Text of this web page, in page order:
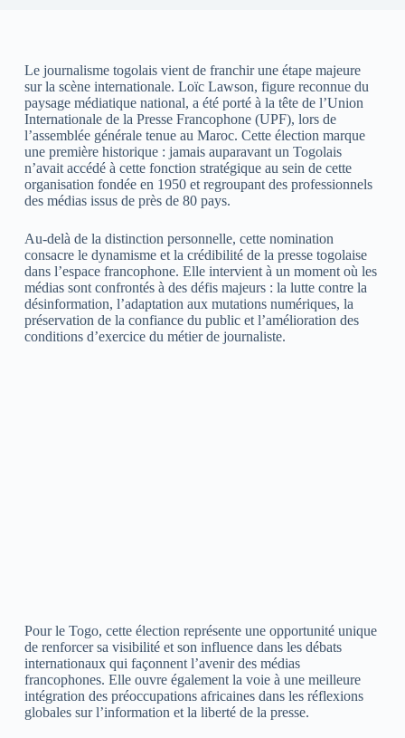
Le journalisme togolais vient de franchir une étape majeure
sur la scène internationale. Loïc Lawson, figure reconnue du
paysage médiatique national, a été porté à la tête de l’Union
Internationale de la Presse Francophone (UPF), lors de
l’assemblée générale tenue au Maroc. Cette élection marque
une première historique : jamais auparavant un Togolais
n’avait accédé à cette fonction stratégique au sein de cette
organisation fondée en 1950 et regroupant des professionnels
des médias issus de près de 80 pays.
Au-delà de la distinction personnelle, cette nomination
consacre le dynamisme et la crédibilité de la presse togolaise
dans l’espace francophone. Elle intervient à un moment où les
médias sont confrontés à des défis majeurs : la lutte contre la
désinformation, l’adaptation aux mutations numériques, la
préservation de la confiance du public et l’amélioration des
conditions d’exercice du métier de journaliste.
Pour le Togo, cette élection représente une opportunité unique
de renforcer sa visibilité et son influence dans les débats
internationaux qui façonnent l’avenir des médias
francophones. Elle ouvre également la voie à une meilleure
intégration des préoccupations africaines dans les réflexions
globales sur l’information et la liberté de la presse.